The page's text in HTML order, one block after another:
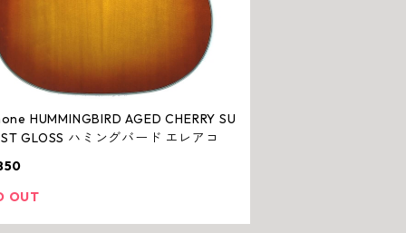
HUMMINGBIRD AGED CHERRY SU
GLOSS ハミングバード エレアコ
OUT